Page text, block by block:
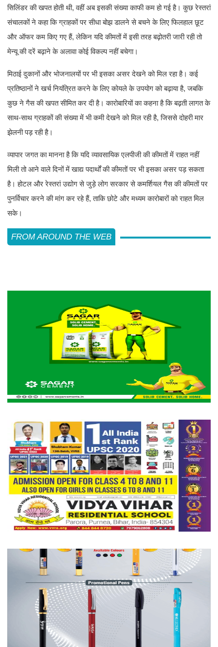
सिलिंडर की खपत होती थी, वहीं अब इसकी संख्या काफी कम हो गई है। कुछ रेस्तरां
संचालकों ने कहा कि ग्राहकों पर सीधा बोझ डालने से बचने के लिए फिलहाल छूट
और ऑफर कम किए गए हैं, लेकिन यदि कीमतों में इसी तरह बढ़ोतरी जारी रही तो
मेन्यू की दरें बढ़ाने के अलावा कोई विकल्प नहीं बचेगा।
मिठाई दुकानों और भोजनालयों पर भी इसका असर देखने को मिल रहा है। कई
प्रतिष्ठानों ने खर्च नियंत्रित करने के लिए कोयले के उपयोग को बढ़ाया है, जबकि
कुछ ने गैस की खपत सीमित कर दी है। कारोबारियों का कहना है कि बढ़ती लागत के
साथ-साथ ग्राहकों की संख्या में भी कमी देखने को मिल रही है, जिससे दोहरी मार
झेलनी पड़ रही है।
व्यापार जगत का मानना है कि यदि व्यावसायिक एलपीजी की कीमतों में राहत नहीं
मिली तो आने वाले दिनों में खाद्य पदार्थों की कीमतों पर भी इसका असर पड़ सकता
है। होटल और रेस्तरां उद्योग से जुड़े लोग सरकार से कमर्शियल गैस की कीमतों पर
पुनर्विचार करने की मांग कर रहे हैं, ताकि छोटे और मध्यम कारोबारों को राहत मिल
सके।
FROM AROUND THE WEB